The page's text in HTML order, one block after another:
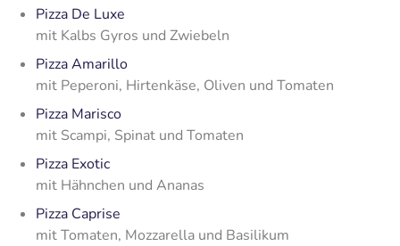
Pizza De Luxe
mit Kalbs Gyros und Zwiebeln
Pizza Amarillo
mit Peperoni, Hirtenkäse, Oliven und Tomaten
Pizza Marisco
mit Scampi, Spinat und Tomaten
Pizza Exotic
mit Hähnchen und Ananas
Pizza Caprise
mit Tomaten, Mozzarella und Basilikum